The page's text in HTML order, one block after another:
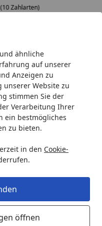
ähnliche
auf unserer
Anzeigen zu
Website zu
stimmen Sie der
Verarbeitung Ihrer
ein bestmögliches
zu bieten.
in den Cookie-
öffnen
Zahlarten)
21000
Expert